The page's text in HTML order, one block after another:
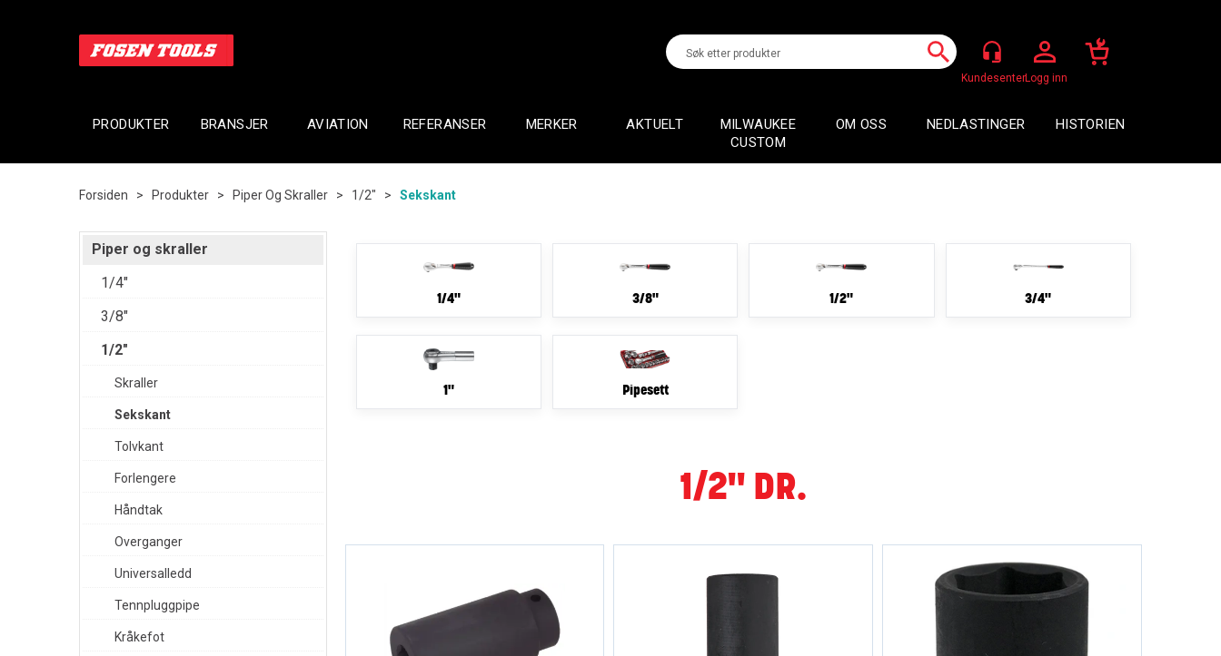
Logg inn
PRODUKTER BRANSJER AVIATION REFERANSER MERKER AKTUELT
MILWAUKEE
CUSTOM
OM OSS NEDLASTINGER HISTORIEN
Forsiden > Produkter > Piper Og Skraller > 1/2" > Sekskant
Piper og skraller
1/4"
3/8"
1/2"
Skraller
Sekskant
Tolvkant
Forlengere
Håndtak
Overganger
Universalledd
Tennpluggpipe
Kråkefot
1/4" 3/8" 1/2" 3/4"
1" Pipesett
1/2" DR.